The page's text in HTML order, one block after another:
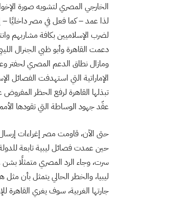
الخارجي المصري لتشويه صورة
لذا عمد – كما فعل في مصر داخليًا –
لضرب الإسلاميين بكافة مشاربهم
دعمت القاهرة وأبو ظبي الجنرال
ومازال نطاق الدعم المصري لحفتر
تبذلها القاهرة لرفع الحظر
عقّد جهود الوساطة التي تقودها
حتى الآن، قاومت مصر إغراءات إرسال
سرت، وجاء الرد المصري متمثلًا بشن
ليبيا، والخطر الحالي يتمثل بأن
جارتها الغربية، سوف يغري القاهرة